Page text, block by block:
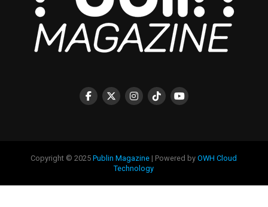
Copyright © 2025Publin Magazine | Powered byOWH Cloud
Technology